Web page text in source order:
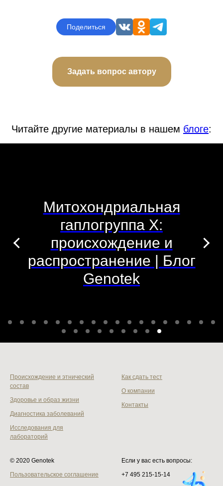
Поделиться
Задать вопрос автору
Читайте другие материалы в нашем блоге:
Митохондриальная
гаплогруппа X:
происхождение и
распространение | Блог
Genotek
Происхождение и этнический
состав
Здоровье и образ жизни
Диагностика заболеваний
Исследования для
лабораторий
Как сдать тест
О компании
Контакты
© 2020 Genotek
Пользовательское соглашение
Если у вас есть вопросы:
+7 495 215‑15-14